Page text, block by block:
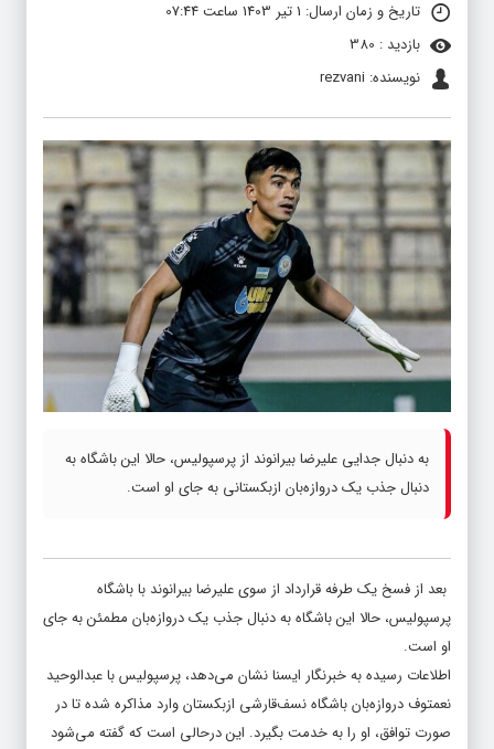
تاریخ و زمان ارسال: 1 تیر 1403 ساعت 07:44
بازدید : 380
نویسنده: rezvani
به دنبال جدایی علیرضا بیرانوند از پرسپولیس، حالا این باشگاه به
دنبال جذب یک دروازه‌بان ازبکستانی به جای او است.
بعد از فسخ یک طرفه قرارداد از سوی علیرضا بیرانوند با باشگاه
پرسپولیس، حالا این باشگاه به دنبال جذب یک دروازه‌بان مطمئن به جای
او است.
اطلاعات رسیده به خبرنگار ایسنا نشان می‌دهد، پرسپولیس با عبدالوحید
نعمتوف دروازه‌بان باشگاه نسف‌قارشی ازبکستان وارد مذاکره شده تا در
صورت توافق، او را به خدمت بگیرد. این درحالی است که گفته می‌شود